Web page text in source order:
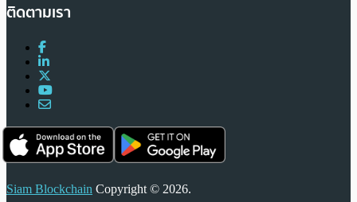
ติดตามเรา
Siam Blockchain Copyright © 2026.